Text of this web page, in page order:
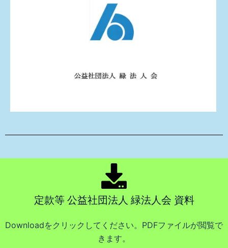
定款等 公益社団法人 緑法人会 資料
Downloadをクリックしてください。PDFファイルが閲覧で
きます。